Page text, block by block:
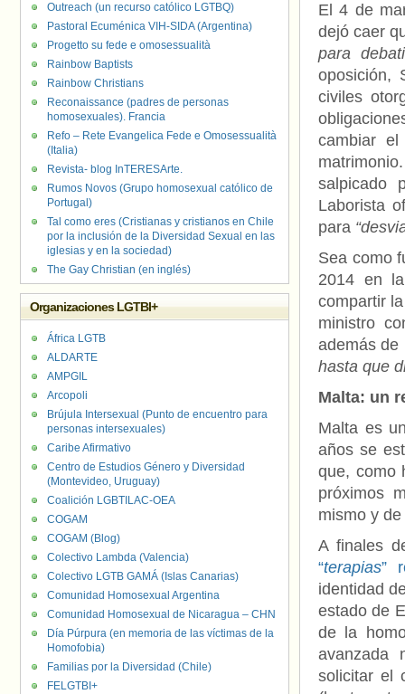
El 4 de
dejó caer
para
oposición,
civiles
cambiar
salpicado
Laborista
para
Sea como
2014 en
compartir
ministro
además de
hasta que
Malta: un
Malta es
años se
que, como
próximos
mismo y
A finales
“terapias”
identidad
estado de
de la
avanzada
solicitar el
Outreach (un recurso católico LGTBQ)
Pastoral Ecuménica VIH-SIDA (Argentina)
Progetto su fede e omosessualità
Rainbow Baptists
Rainbow Christians
Reconaissance (padres de personas
homosexuales). Francia
Refo – Rete Evangelica Fede e Omosessualità
(Italia)
Revista- blog InTERESArte.
Rumos Novos (Grupo homosexual católico de
Portugal)
Tal como eres (Cristianas y cristianos en Chile
por la inclusión de la Diversidad Sexual en las
iglesias y en la sociedad)
The Gay Christian (en inglés)
Organizaciones LGTBI+
África LGTB
ALDARTE
AMPGIL
Arcopoli
Brújula Intersexual (Punto de encuentro para
personas intersexuales)
Caribe Afirmativo
Centro de Estudios Género y Diversidad
(Montevideo, Uruguay)
Coalición LGBTILAC-OEA
COGAM
COGAM (Blog)
Colectivo Lambda (Valencia)
Colectivo LGTB GAMÁ (Islas Canarias)
Comunidad Homosexual Argentina
Comunidad Homosexual de Nicaragua – CHN
Día Púrpura (en memoria de las víctimas de la
Homofobia)
Familias por la Diversidad (Chile)
FELGTBI+